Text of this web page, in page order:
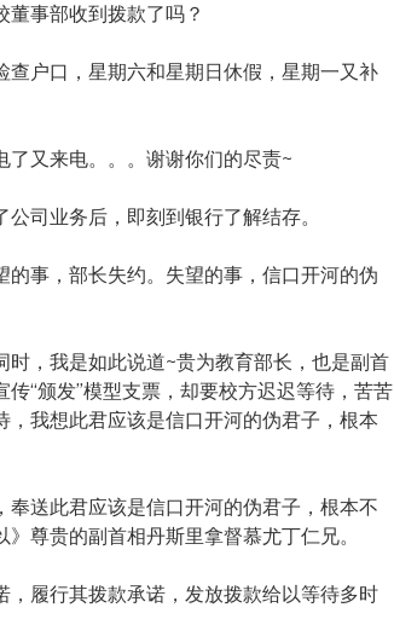
事部收到拨款了吗？
查户口，星期六和星期日休假，星期一又补
了又来电。。。谢谢你们的尽责~
司业务后，即刻到银行了解结存。
的事，部长失约。失望的事，信口开河的伪
时，我是如此说道~贵为教育部长，也是副首
“颁发”模型支票，却要校方迟迟等待，苦苦
，我想此君应该是信口开河的伪君子，根本
奉送此君应该是信口开河的伪君子，根本不
尊贵的副首相丹斯里拿督慕尤丁仁兄。
，履行其拨款承诺，发放拨款给以等待多时